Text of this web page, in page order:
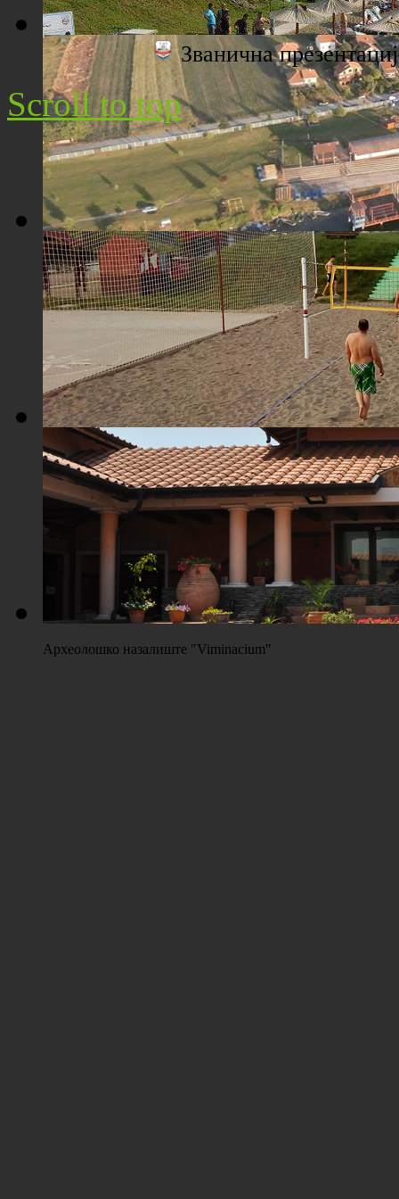
Плажа "Топољар" - Поглед са торња
Плажа "Топољар" - Поглед из ваздуха
Плажа "Топољар" - Терени на песку
Археолошко назалиште "Viminacium"
Званична
Scroll to top